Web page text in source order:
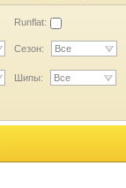
Runflat:
Сезон: Все
Шипы: Все